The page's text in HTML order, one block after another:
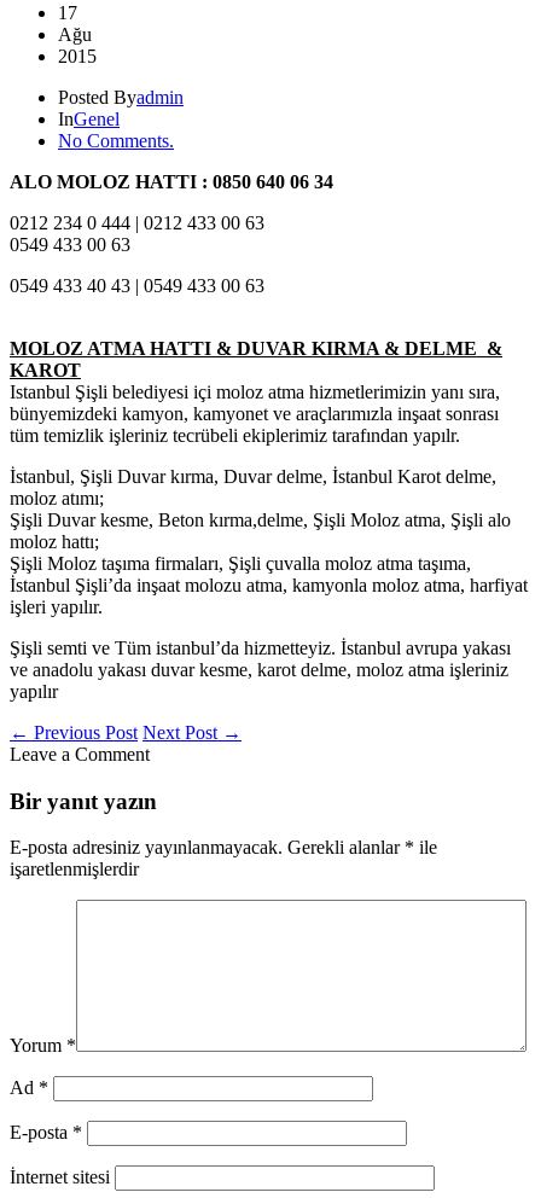
17
Ağu
2015
Posted Byadmin
InGenel
No Comments.
ALO MOLOZ HATTI : 0850 640 06 34
0212 234 0 444 | 0212 433 00 63
0549 433 00 63
0549 433 40 43 | 0549 433 00 63
MOLOZ ATMA HATTI & DUVAR KIRMA & DELME &
KAROT
Istanbul Şişli belediyesi içi moloz atma hizmetlerimizin yanı sıra,
bünyemizdeki kamyon, kamyonet ve araçlarımızla inşaat sonrası
tüm temizlik işleriniz tecrübeli ekiplerimiz tarafından yapılr.
İstanbul, Şişli Duvar kırma, Duvar delme, İstanbul Karot delme,
moloz atımı;
Şişli Duvar kesme, Beton kırma,delme, Şişli Moloz atma, Şişli alo
moloz hattı;
Şişli Moloz taşıma firmaları, Şişli çuvalla moloz atma taşıma,
İstanbul Şişli’da inşaat molozu atma, kamyonla moloz atma, harfiyat
işleri yapılır.
Şişli semti ve Tüm istanbul’da hizmetteyiz. İstanbul avrupa yakası
ve anadolu yakası duvar kesme, karot delme, moloz atma işleriniz
yapılır
← Previous Post Next Post →
Leave a Comment
Bir yanıt yazın
E-posta adresiniz yayınlanmayacak. Gerekli alanlar * ile
işaretlenmişlerdir
Yorum *
Ad *
E-posta *
İnternet sitesi